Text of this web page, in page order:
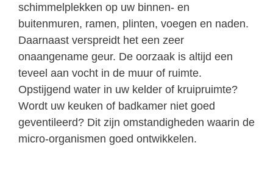
schimmelplekken op uw binnen- en
buitenmuren, ramen, plinten, voegen en naden.
Daarnaast verspreidt het een zeer
onaangename geur. De oorzaak is altijd een
teveel aan vocht in de muur of ruimte.
Opstijgend water in uw kelder of kruipruimte?
Wordt uw keuken of badkamer niet goed
geventileerd? Dit zijn omstandigheden waarin de
micro-organismen goed ontwikkelen.